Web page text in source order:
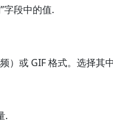
字段中的值.
或 GIF 格式。选择其中
.